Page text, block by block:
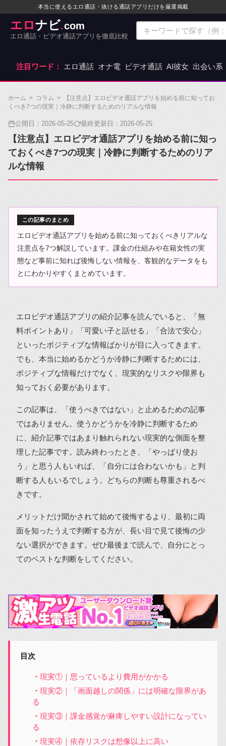
本当に使えるエロ通話・抜ける通話アプリだけを厳選掲載
エロナビ.com
エロ通話・ビデオ通話アプリを徹底比較
注目ワード： エロ通話 オナ電 ビデオ通話 AI彼女 出会い系
ホーム > コラム >
【注意点】エロビデオ通話アプリを始める前に知ってお
くべき7つの現実｜冷静に判断するためのリアルな情報
公開日： 2026-05-25 最終更新日： 2026-05-25
【注意点】エロビデオ通話アプリを始める前に知っ
ておくべき7つの現実｜冷静に判断するためのリア
ルな情報
この記事のまとめ
エロビデオ通話アプリを始める前に知っておくべきリアルな
注意点を7つ解説しています。課金の仕組みや在籍女性の実
態など事前に知れば後悔しない情報を、客観的なデータをも
とにわかりやすくまとめています。
エロビデオ通話アプリの紹介記事を読んでいると、「無
料ポイントあり」「可愛い子と話せる」「合法で安心」
といったポジティブな情報ばかりが目に入ってきます。
でも、本当に始めるかどうか冷静に判断するためには、
ポジティブな情報だけでなく、現実的なリスクや限界も
知っておく必要があります。
この記事は、「使うべきではない」と止めるための記事
ではありません。使うかどうかを冷静に判断するため
に、紹介記事ではあまり触れられない現実的な側面を整
理した記事です。読み終わったとき、「やっぱり使お
う」と思う人もいれば、「自分には合わないかも」と判
断する人もいるでしょう。どちらの判断も尊重されるべ
きです。
メリットだけ聞かされて始めて後悔するより、最初に両
面を知ったうえで判断する方が、長い目で見て後悔の少
ない選択ができます。ぜひ最後まで読んで、自分にとっ
てのベストな判断をしてください。
目次
現実①｜思っているより費用がかかる
現実②｜「画面越しの関係」には明確な限界があ
る
現実③｜課金感覚が麻痺しやすい設計になってい
る
現実④｜依存リスクは想像以上に高い